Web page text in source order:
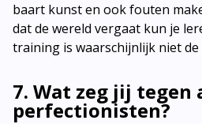
baart kunst en ook fouten
dat de wereld vergaat kun je
training is waarschijnlijk niet de
7. Wat zeg jij tegen
perfectionisten?